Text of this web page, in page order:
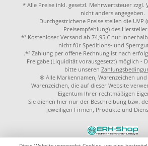
* Alle Preise inkl. gesetzl. Mehrwertsteuer zzgl.
nicht anders angegeben.
Durchgestrichene Preise stellen die UVP
Preisempfehlung) des
*¹ Kostenloser Versand ab 74,95 € nur
nicht für Speditions- und
.*² Zahlung per offene Rechnung ist nach
Freigabe (Liquidität vorausgesetzt) möglich -
bitte unseren
® Alle Markennamen, Warenzeichen
Warenzeichen, die auf dieser Website
Eigentum Ihrer rechtmäßigen
Sie dienen hier nur der Beschreibung bzw.
jeweiligen Firmen, Produkte und